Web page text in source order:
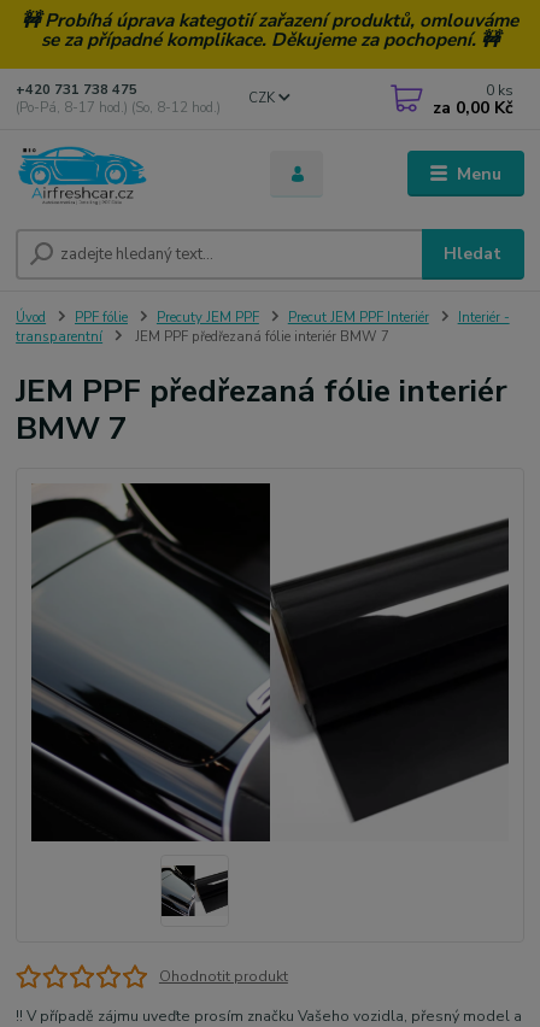
🚧 Probíhá úprava kategotií zařazení produktů, omlouváme
se za případné komplikace. Děkujeme za pochopení. 🚧
Menu
CZK
Hledat
+420 731 738 475
(Po-Pá, 8-17 hod.) (So, 8-12 hod.)
0 ks
za 0,00 Kč
Úvod PPF fólie Precuty JEM PPF Precut JEM PPF Interiér
Interiér -
transparentní
JEM PPF předřezaná fólie interiér BMW 7
JEM PPF předřezaná fólie interiér
BMW 7
Ohodnotit produkt
!! V případě zájmu uveďte prosím značku Vašeho vozidla, přesný model a